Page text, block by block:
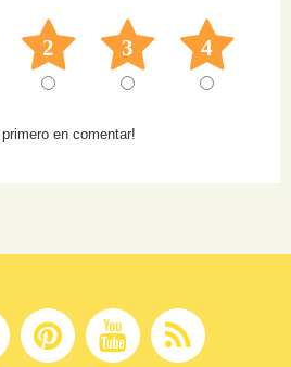
2 3 4
primero en comentar!